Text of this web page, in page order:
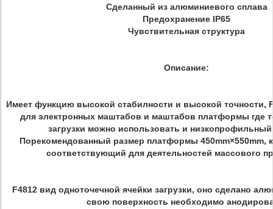
Сделанный из алюминиевого сплава
Предохранение IP65
Чувствительная структура
Описание:
Имеет функцию высокой стабилности и высокой точности,
для электронных маштабов и маштабов платформы где
загрузки можно использовать и
Порекомендованный размер платформы 450mm×550mm,
соответствующий для деятельностей массового
F4812 вид одноточечной ячейки загрузки, оно сделано
свою поверхность необходимо